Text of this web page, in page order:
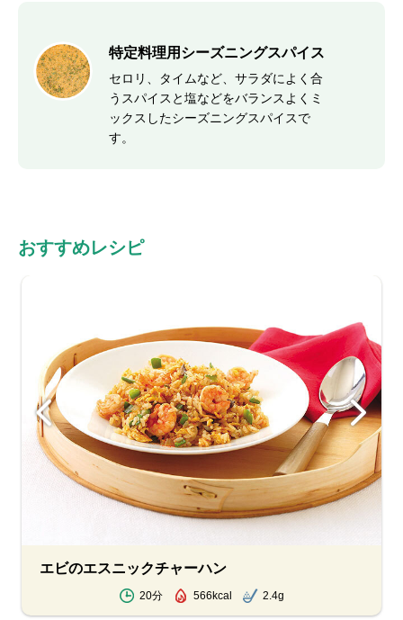
特定料理用シーズニングスパイス
セロリ、タイムなど、サラダによく合
うスパイスと塩などをバランスよくミ
ックスしたシーズニングスパイスで
す。
おすすめレシピ
エビのエスニックチャーハン
20分 566kcal 2.4g